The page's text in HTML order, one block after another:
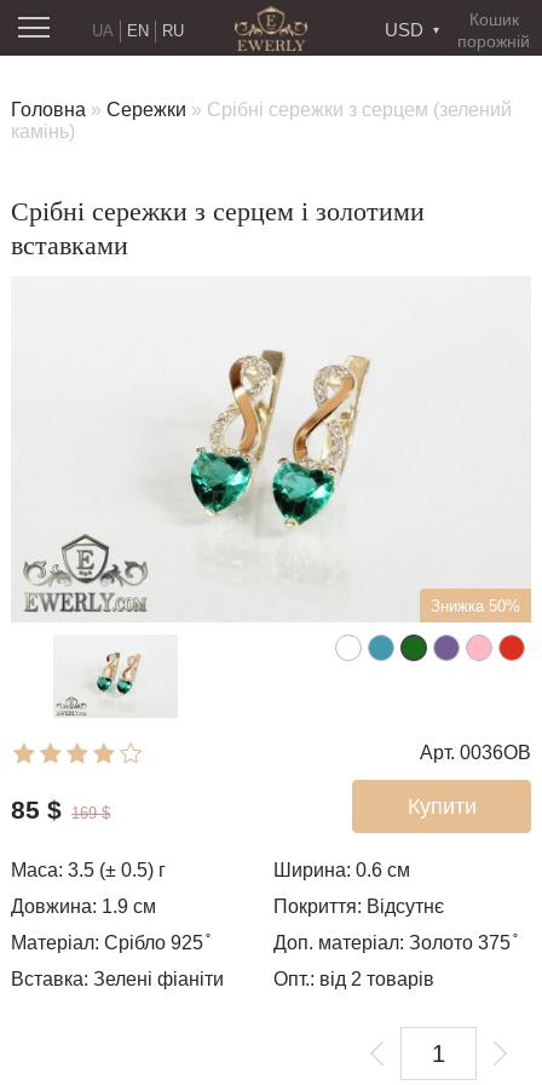
Кошик
порожній
USD
RU
UA EN
Головна » Сережки » Срібні сережки з серцем (зелений
камінь)
Срібні сережки з серцем і золотими
вставками
Знижка 50%
Арт. 0036OB
Купити
85 $ 169 $
Маса: 3.5 (± 0.5) г Ширина: 0.6 см
Довжина: 1.9 см
Покриття: Відсутнє
Матеріал: Срібло 925 ̊
Доп. матеріал: Золото 375 ̊
Вставка: Зелені фіаніти
Опт.: від 2 товарів